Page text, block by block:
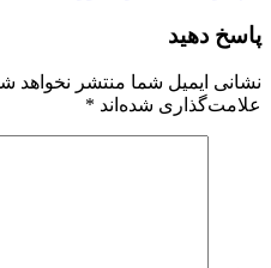
پاسخ دهید
نشانی ایمیل شما منتشر نخواهد
علامت‌گذاری شده‌اند *